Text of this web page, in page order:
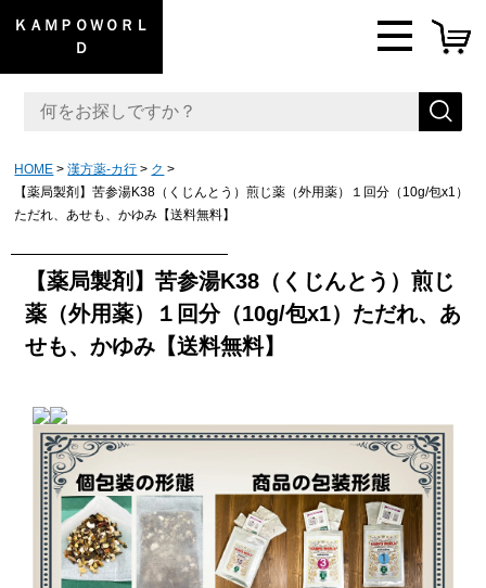
ＫＡＭＰＯＷＯＲＬ
Ｄ
HOME 漢方薬-カ行
ク
【薬局製剤】苦参湯K38（くじんとう）煎じ薬（外用薬）１回分（10g/包x1）
ただれ、あせも、かゆみ【送料無料】
【薬局製剤】苦参湯K38（くじんとう）煎じ
薬（外用薬）１回分（10g/包x1）ただれ、あ
せも、かゆみ【送料無料】